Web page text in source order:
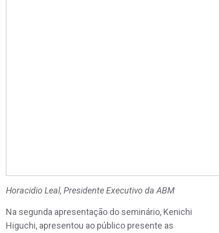
Horacidio Leal, Presidente Executivo da ABM
Na segunda apresentação do seminário, Kenichi
Higuchi, apresentou ao público presente as